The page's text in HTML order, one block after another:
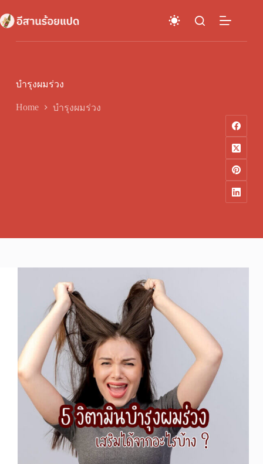
to
content
บำรุงผมร่วง
Home บำรุงผมร่วง